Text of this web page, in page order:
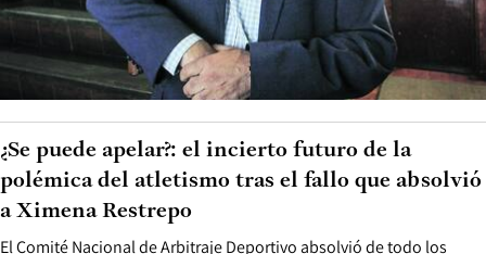
El Comité Nacional de Arbitraje Deportivo absolvió de todo los
¿Se puede apelar?: el incierto futuro de la
polémica del atletismo tras el fallo que absolvió
a Ximena Restrepo